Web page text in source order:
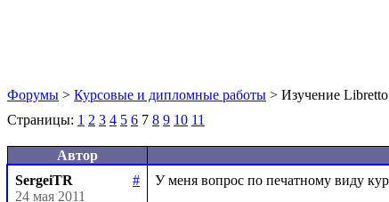
Форумы > Курсовые и дипломные работы > Изучение Libretto
Страницы: 1 2 3 4 5 6 7 8 9 10 11
Автор
SergeiTR
#
24 мая 2011